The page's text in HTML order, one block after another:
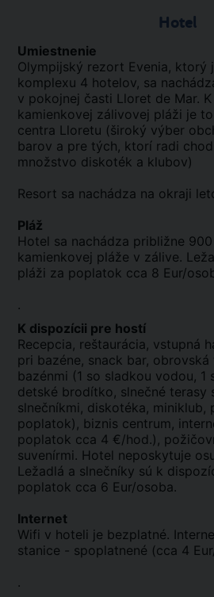
Hotel
Umiestnenie
Olympijský rezort Evenia, ktorý
komplexu 4 hotelov, sa
v pokojnej časti Lloret de Mar.
kamienkovej zálivovej pláži je
centra Lloretu (široký výber
barov a pre tých, ktorí radi
množstvo diskoték a klubov)
Resort sa nachádza na okraji
Pláž
Hotel sa nachádza približne
kamienkovej pláže v zálive.
pláži za poplatok cca 8 Eur/
.
K dispozícii pre hostí
Recepcia, reštaurácia, vstupná
pri bazéne, snack bar,
bazénmi (1 so sladkou vodou, 1
detské brodítko, slnečné terasy
slnečníkmi, diskotéka, miniklub,
poplatok), biznis centrum,
poplatok cca 4 €/hod.),
suvenírmi. Hotel neposkytuje
Ležadlá a slnečníky sú k
poplatok cca 6 Eur/osoba.
Internet
Wifi v hoteli je bezplatné.
stanice - spoplatnené (cca 4
.